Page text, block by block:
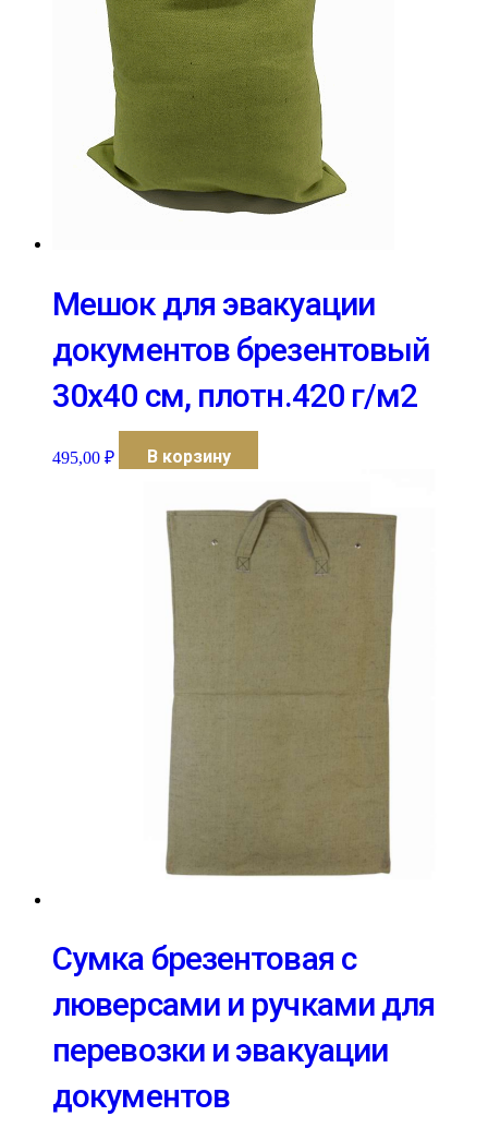
Мешок для эвакуации
документов брезентовый
30х40 см, плотн.420 г/м2
495,00 ₽ В корзину
Сумка брезентовая с
люверсами и ручками для
перевозки и эвакуации
документов